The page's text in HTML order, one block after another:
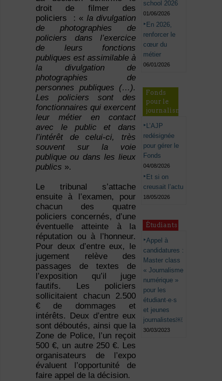
droit de filmer des
policiers : « la divulgation
de photographies de
policiers dans l’exercice
de leurs fonctions
publiques est assimilable à
la divulgation de
photographies de
personnes publiques (…).
Les policiers sont des
fonctionnaires qui exercent
leur métier en contact
avec le public et dans
l’intérêt de celui-ci, très
souvent sur la voie
publique ou dans les lieux
publics ».
Le tribunal s’attache
ensuite à l’examen, pour
chacun des quatre
policiers concernés, d’une
éventuelle atteinte à la
réputation ou à l’honneur.
Pour deux d’entre eux, le
jugement relève des
passages de textes de
l’exposition qu’il juge
fautifs. Les policiers
sollicitaient chacun 2.500
€ de dommages et
intérêts. Deux d’entre eux
sont déboutés, ainsi que la
Zone de Police, l’un reçoit
500 €, un autre 250 €. Les
organisateurs de l’expo
évaluent l’opportunité de
faire appel de la décision.
school 2026
01/06/2026
En 2026,
renforcer le
cœur du
métier
06/01/2026
Fonds
pour le
journalisme
L’AJP
redésignée
pour gérer le
Fonds
04/08/2026
Et si on
creusait l’actu
18/05/2026
Étudiants
Appel à
candidatures :
Master class
« Journalisme
numérique »
pour les
étudiant·e·s
et jeunes
journalistes￼
30/03/2023